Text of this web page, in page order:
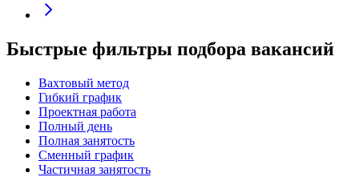
Быстрые фильтры подбора вакансий
Вахтовый метод
Гибкий график
Проектная работа
Полный день
Полная занятость
Сменный график
Частичная занятость